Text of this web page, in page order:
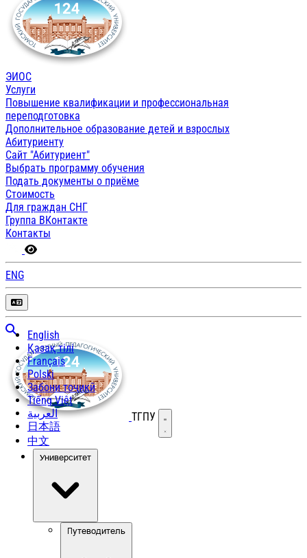
ЭИОС
Услуги
Повышение квалификации и профессиональная
переподготовка
Дополнительное образование детей и взрослых
Абитуриенту
Сайт "Абитуриент"
Выбрать программу обучения
Подать документы о приёме
Стоимость
Для граждан СНГ
Группа ВКонтакте
Контакты
ENG
English
Қазақ тілі
Français
Polski
Забони тоҷикӣ
Tiếng Việt
العربية
日本語
中文
ТГПУ Открыть меню
Университет
Путеводитель